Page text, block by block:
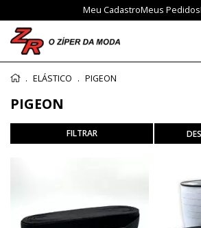
Meu CadastroMeus Pedidos
ELÁSTICO PIGEON
PIGEON